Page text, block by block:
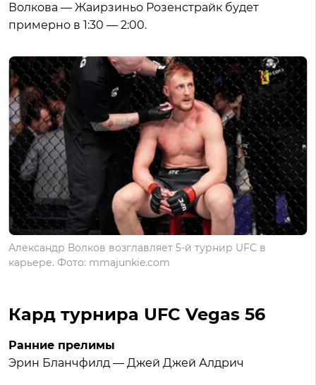
Волкова — Жаирзиньо Розенстрайк будет
примерно в 1:30 — 2:00.
Александр Волков возглавляет 5-й турнир UFC в
карьере. Фото: mmajunkie.com
Кард турнира UFC Vegas 56
Ранние прелимы
Эрин Бланчфилд — Джей Джей Алдрич